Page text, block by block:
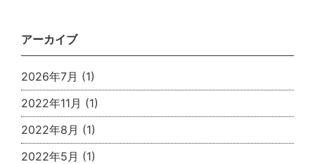
アーカイブ
2026年7月 (1)
2022年11月 (1)
2022年8月 (1)
2022年5月 (1)